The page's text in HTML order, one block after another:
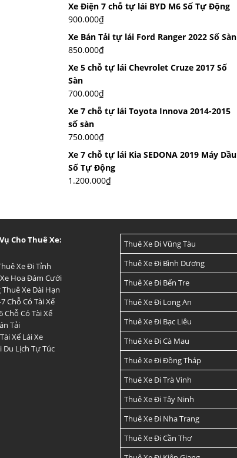
Xe Điện 7 chỗ tự lái BYD M6 Số Tự Động
900.000₫
Xe Bán Tải tự lái Ford Ranger 2022 Số Sàn
850.000₫
Xe 5 chỗ tự lái Chevrolet Cruze 2017 Số
Sàn
700.000₫
Xe 7 chỗ tự lái Toyota Innova 2014-2015
số sàn
750.000₫
Xe 7 chỗ tự lái Kia SEDONA 2019 Máy Dầu
Số Tự Động
1.200.000₫
Cho Thuê Xe:
Xe Đi Tỉnh
Hoa Đám Cưới
Xe Dài Hạn
Chỗ Có Tài Xế
Chỗ Có Tài Xế
Tải
Xế Lái Xe
Du Lịch Tự Túc
Thuê Xe Đi Vũng Tàu
Thuê Xe Đi Bình Dương
Thuê Xe Đi Bến Tre
Thuê Xe Đi Long An
Thuê Xe Đi Bạc Liêu
Thuê Xe Đi Cà Mau
Thuê Xe Đi Đồng Tháp
Thuê Xe Đi Trà Vinh
Thuê Xe Đi Tây Ninh
Thuê Xe Đi Nha Trang
Thuê Xe Đi Cần Thơ